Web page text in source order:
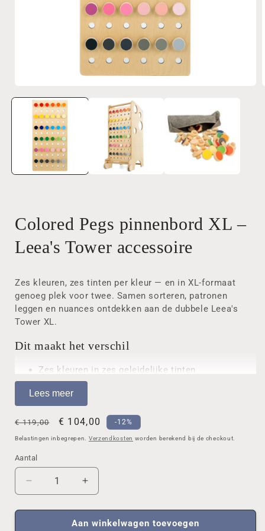
1
openen
modaal
Colored Pegs pinnenbord XL –
Leea's Tower accessoire
Zes kleuren, zes tinten per kleur — en in XL-formaat
genoeg plek voor twee. Samen sorteren, patronen
leggen en nuances ontdekken aan de dubbele Leea's
Tower XL.
Dit maakt het verschil
Zes kleuren in zes geleidelijke tinten
XL-formaat: twee kinderen sorteren naast elkaar
Traint observatie, kleurherkenning en creativiteit
Past op de dubbele Leea's Tower XL
Productkenmerken
Geschikt voor: Leea's Tower XL
Kleuren: 6 kleuren, elk in 6 tinten
Ontwikkeling: kleurherkenning, observatie, fijne
motoriek
Merk: Leea Toys
Lees meer
Normale
prijs
€ 119,00 Aanbiedingsprijs
€ 104,00 -12%
Belastingen inbegrepen. Verzendkosten worden berekend bij de checkout.
Aantal
Aantal
Aantal
verlagen
voor
Aantal
verhogen
voor
Colored
Aan winkelwagen toevoegen